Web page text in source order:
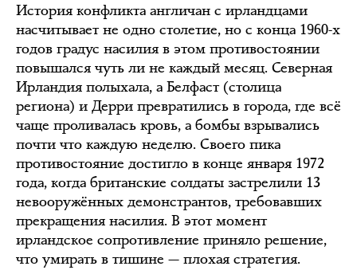
История конфликта англичан с ирландцами
насчитывает не одно столетие, но с конца 1960-х
годов градус насилия в этом противостоянии
повышался чуть ли не каждый месяц. Северная
Ирландия полыхала, а Белфаст (столица
региона) и Дерри превратились в города, где всё
чаще проливалась кровь, а бомбы взрывались
почти что каждую неделю. Своего пика
противостояние достигло в конце января 1972
года, когда британские солдаты застрелили 13
невооружённых демонстрантов, требовавших
прекращения насилия. В этот момент
ирландское сопротивление приняло решение,
что умирать в тишине — плохая стратегия.